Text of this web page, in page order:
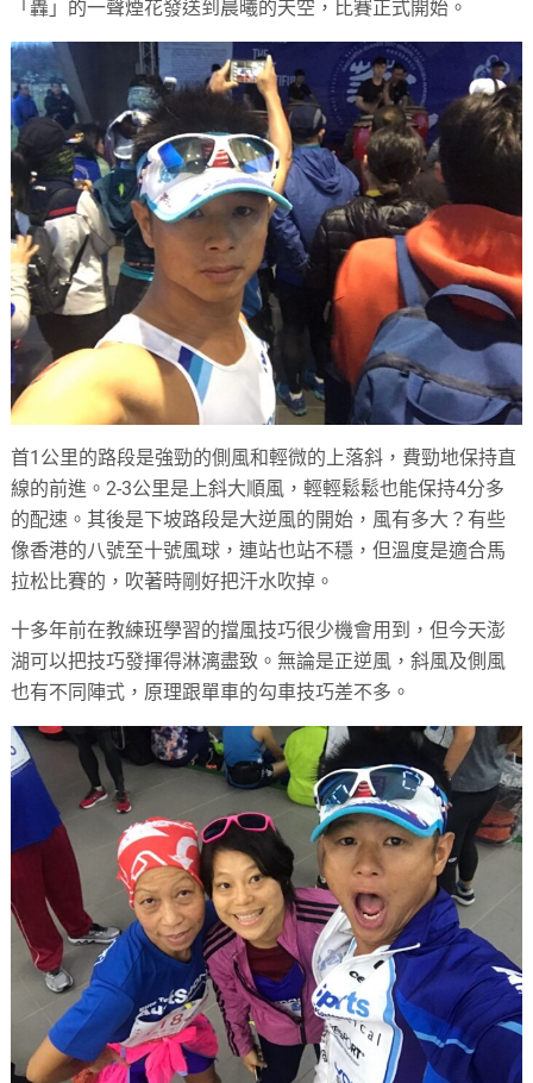
「轟」的一聲煙花發送到晨曦的天空，比賽正式開始。
首1公里的路段是強勁的側風和輕微的上落斜，費勁地保持直
線的前進。2-3公里是上斜大順風，輕輕鬆鬆也能保持4分多
的配速。其後是下坡路段是大逆風的開始，風有多大？有些
像香港的八號至十號風球，連站也站不穩，但溫度是適合馬
拉松比賽的，吹著時剛好把汗水吹掉。
十多年前在教練班學習的擋風技巧很少機會用到，但今天澎
湖可以把技巧發揮得淋漓盡致。無論是正逆風，斜風及側風
也有不同陣式，原理跟單車的勾車技巧差不多。